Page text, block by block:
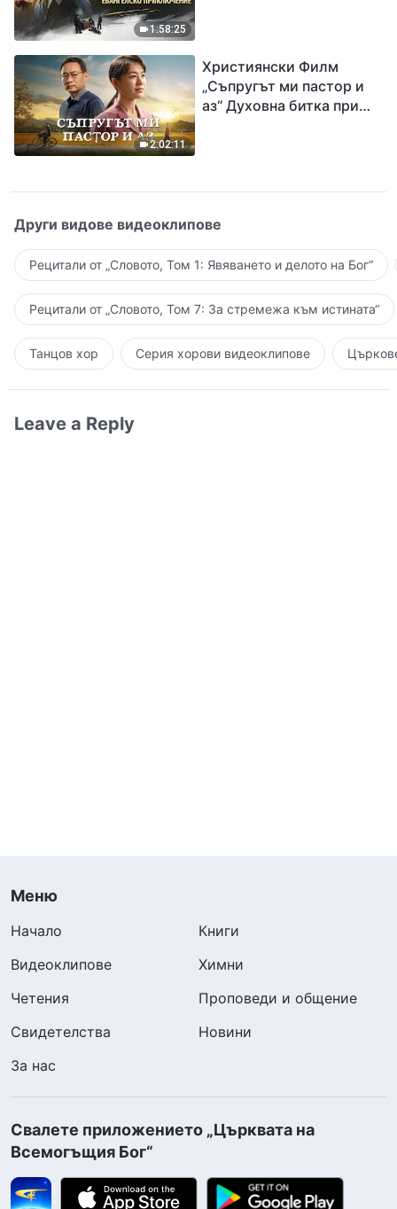
1:58:25
Исус
2:02:11
Християнски Филм
„Съпругът ми пастор и
аз“ Духовна битка при
Други видове видеоклипове
Рецитали от „Словото, Том 1: Явяването и делото на Бог“
Рецитали от „Словото, Том 7: За стремежа към истината“
Танцов хор Серия хорови видеоклипове
Leave a Reply
Меню
Начало
Книги
Видеоклипове
Химни
Четения
Проповеди и общение
Свидетелства
Новини
За нас
Свалете приложението „Църквата на
Всемогъщия Бог“